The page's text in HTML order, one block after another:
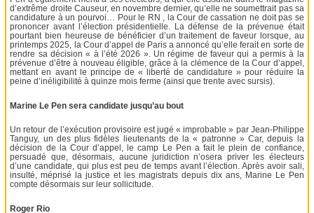
d’extrême droite Causeur, en novembre dernier, qu’elle ne soumettrait pas sa
candidature à un pourvoi… Pour le RN , la Cour de cassation ne doit pas se
prononcer avant l’élection présidentielle. La défense de la prévenue était
pourtant bien heureuse de bénéficier d’un traitement de faveur lorsque, au
printemps 2025, la Cour d’appel de Paris a annoncé qu’elle ferait en sorte de
rendre sa décision « à l’été 2026 ». Un régime de faveur qui a permis à la
prévenue d’être à nouveau éligible, grâce à la clémence de la Cour d’appel,
mettant en avant le principe de « liberté de candidature » pour réduire la
peine d’inéligibilité à quinze mois ferme (ainsi que trente avec sursis).
Marine Le Pen sera candidate jusqu’au bout
Un retour de l’exécution provisoire est jugé « improbable » par Jean-Philippe
Tanguy, un des plus fidèles lieutenants de la « patronne » Car, depuis la
décision de la Cour d’appel, le camp Le Pen a fait le plein de confiance,
persuadé que, désormais, aucune juridiction n’osera priver les électeurs
d’une candidate, qui plus est peu de temps avant l’élection. Après avoir sali,
insulté, méprisé la justice et les magistrats depuis dix ans, Marine Le Pen
compte désormais sur leur sollicitude.
Roger Rio